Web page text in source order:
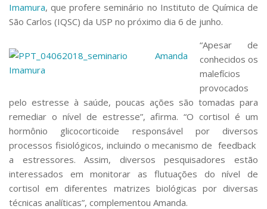
Extensão à Comunidade
Projetos, Programas e Cursos
Museus e Espaços Interativos
Serviços
Apoio ao Estudante
Segurança, Trânsito e Prevenção
RH, Administrativo e Financeiro
Outros serviços
Comunicação
Assessorias e Mídias
Aplicativos e Sites
Jornal da USP
Imamura, que profere seminário no Instituto de Química de
São Carlos (IQSC) da USP no próximo dia 6 de junho.
“Apesar de
conhecidos os
malefícios
provocados
pelo estresse à saúde, poucas ações são tomadas para
remediar o nível de estresse”, afirma. “O cortisol é um
hormônio glicocorticoide responsável por diversos
processos fisiológicos, incluindo o mecanismo de feedback
a estressores. Assim, diversos pesquisadores estão
interessados em monitorar as flutuações do nível de
cortisol em diferentes matrizes biológicas por diversas
técnicas analíticas”, complementou Amanda.